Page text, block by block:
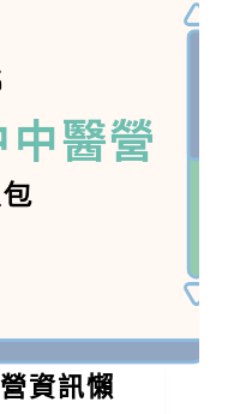
資訊懶